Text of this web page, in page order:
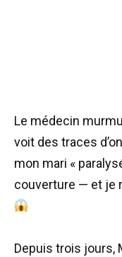
Le médecin
voit des traces
mon mari «
couverture — et je
Depuis trois jours,